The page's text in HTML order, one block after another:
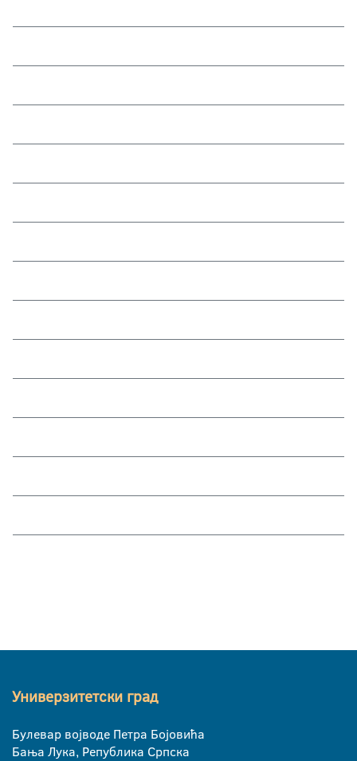
Универзитетски град
Булевар војводе Петра Бојовића
Бања Лука, Република Српска